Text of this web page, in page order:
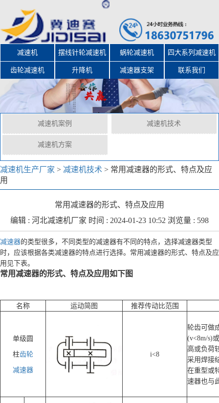
减速机 摆线针轮减速机 蜗轮减速机 四大系列减速机
齿轮减速机 升降机 减速器支架 联系我们
减速机案例 减速机技术
减速机方案
减速机生产厂家 > 减速机技术 > 常用减速器的形式、特点及应
用
常用减速器的形式、特点及应用
编辑 : 河北减速机厂家 时间 : 2024-01-23 10:52 浏览量 : 598
减速器的类型很多，不同类型的减速器有不同的特点，选择减速器类型
时，应该根据各类减速器的特点进行选择。常用减速器的形式、特点及应
用见下表。
常用减速器的形式、特点及应用如下图
名称 运动简图 推荐传动比范围
单级圆
柱齿轮
减速器
i<8
轮齿可做
(v<8m/s)
高或负荷
采用焊接
在重型或
速器也与